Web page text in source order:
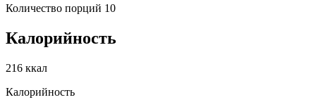
Количество порций 10
Калорийность
216 ккал
Калорийность